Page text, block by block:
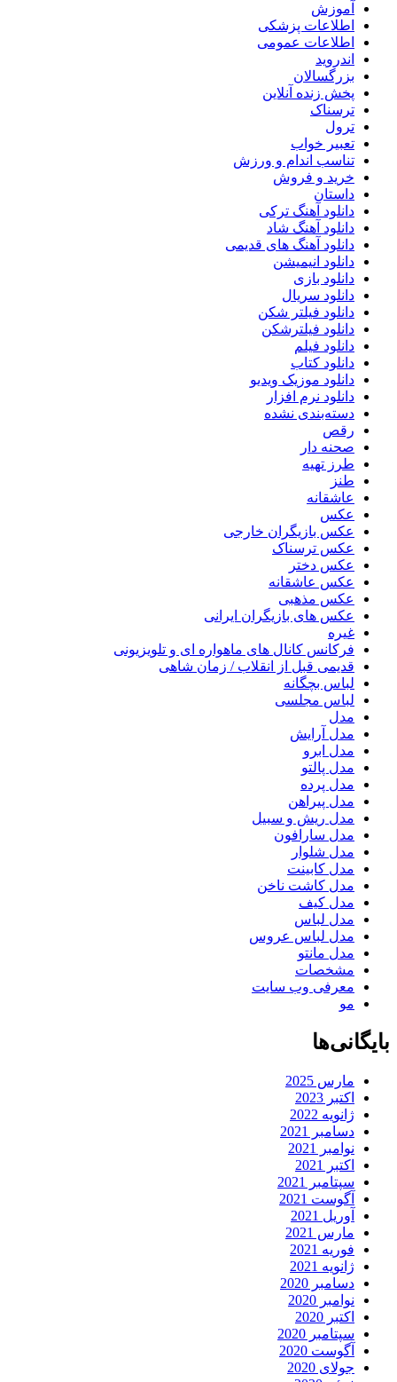
آموزش
اطلاعات پزشکی
اطلاعات عمومی
اندروید
بزرگسالان
پخش زنده آنلاین
ترسناک
ترول
تعبیر خواب
تناسب اندام و ورزش
خرید و فروش
داستان
دانلود آهنگ ترکی
دانلود آهنگ شاد
دانلود آهنگ های قدیمی
دانلود انیمیشن
دانلود بازی
دانلود سریال
دانلود فیلتر شکن
دانلود فیلترشکن
دانلود فیلم
دانلود کتاب
دانلود موزیک ویدیو
دانلود نرم افزار
دسته‌بندی نشده
رقص
صحنه دار
طرز تهیه
طنز
عاشقانه
عکس
عکس بازیگران خارجی
عکس ترسناک
عکس دختر
عکس عاشقانه
عکس مذهبی
عکس های بازیگران ایرانی
غیره
فرکانس کانال های ماهواره ای و تلویزیونی
قدیمی قبل از انقلاب / زمان شاهی
لباس بچگانه
لباس مجلسی
مدل
مدل آرایش
مدل ابرو
مدل پالتو
مدل پرده
مدل پیراهن
مدل ریش و سبیل
مدل سارافون
مدل شلوار
مدل کابینت
مدل کاشت ناخن
مدل کیف
مدل لباس
مدل لباس عروس
مدل مانتو
مشخصات
معرفی وب سایت
مو
بایگانی‌ها
مارس 2025
اکتبر 2023
ژانویه 2022
دسامبر 2021
نوامبر 2021
اکتبر 2021
سپتامبر 2021
آگوست 2021
آوریل 2021
مارس 2021
فوریه 2021
ژانویه 2021
دسامبر 2020
نوامبر 2020
اکتبر 2020
سپتامبر 2020
آگوست 2020
جولای 2020